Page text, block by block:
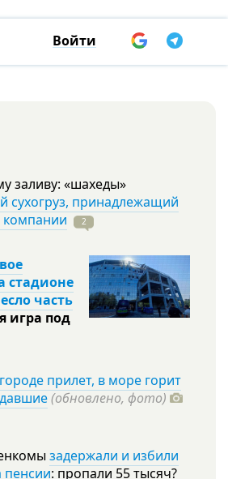
Войти
заливу: «шахеды»
сухогруз, принадлежащий
компании
2
стадионе
часть
игра под
прилет, в море горит
(обновлено, фото)
задержали и избили
пенсии: пропали 55тысяч?